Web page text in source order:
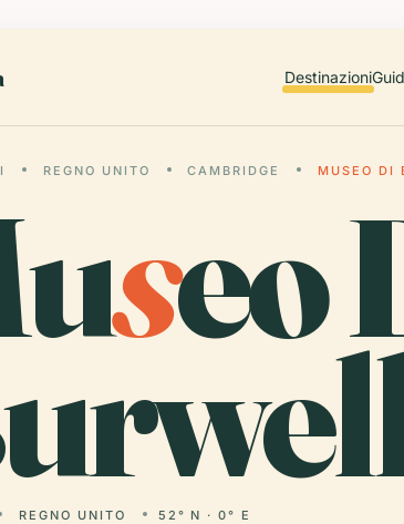
Destinazioni
REGNO UNITO CAMBRIDGE MUSEO DI
seo
REGNO UNITO 52° N · 0° E